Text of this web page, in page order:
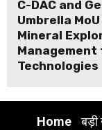
C-DAC and
Umbrella
Mineral
Technologies
Home